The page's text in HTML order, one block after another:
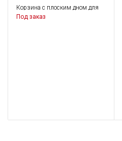
Корзина с плоским дном для
мытья бокалов и посуды
Под заказ